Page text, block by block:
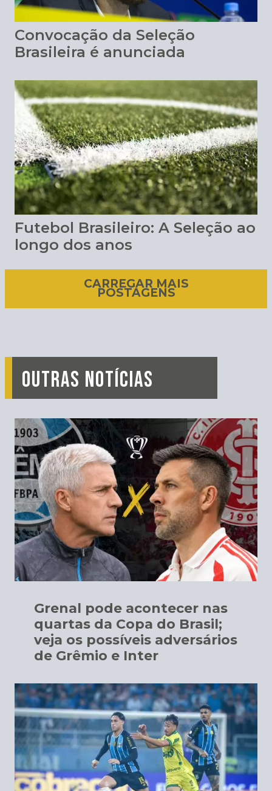
Convocação da Seleção
Brasileira é anunciada
Futebol Brasileiro: A Seleção ao
longo dos anos
CARREGAR MAIS
POSTAGENS
OUTRAS NOTÍCIAS
Grenal pode acontecer nas
quartas da Copa do Brasil;
veja os possíveis adversários
de Grêmio e Inter